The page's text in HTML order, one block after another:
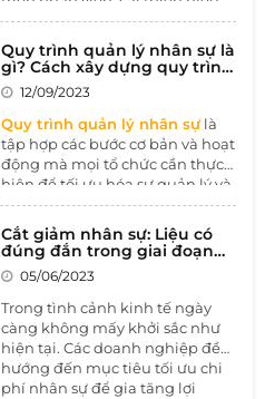
suất làm việc, và xây dựng môi
trường làm việc tích cực. Bằng
cách tạo cơ hội cho sự học hỏi
và phát triển cá nhân, Coaching
giúp tăng cường sự tự chủ và
đóng góp vào sự thành công và
bền vững của tổ chức.
Quy trình quản lý nhân sự là
gì? Cách xây dựng quy trình
quản lý nhân sự hiệu quả
12/09/2023
Quy trình quản lý nhân sự là
tập hợp các bước cơ bản và hoạt
động mà mọi tổ chức cần thực
hiện để tối ưu hóa sự quản lý và
sử dụng nguồn nhân lực của
họ. Điều này bao gồm việc xác
định nhu cầu nhân lực, tuyển
dụng, đào tạo, quản lý hiệu
suất, và nhiều hoạt động khác
để tạo một môi trường làm việc
tích cực và hiệu quả.
Cắt giảm nhân sự: Liệu có
đúng đắn trong giai đoạn
hiện tại
05/06/2023
Trong tình cảnh kinh tế ngày
càng không mấy khởi sắc như
hiện tại. Các doanh nghiệp đều
hướng đến mục tiêu tối ưu chi
phí nhân sự để gia tăng lợi